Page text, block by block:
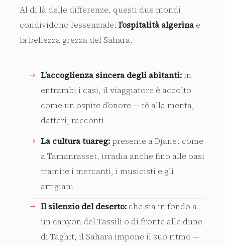
Al di là delle differenze, questi due mondi
condividono l’essenziale: l’ospitalità algerina e
la bellezza grezza del Sahara.
L’accoglienza sincera degli abitanti:in
entrambi i casi, il viaggiatore è accolto
come un ospite d’onore — tè alla menta,
datteri, racconti
La cultura tuareg:presente a Djanet come
a Tamanrasset, irradia anche fino alle oasi
tramite i mercanti, i musicisti e gli
artigiani
Il silenzio del deserto:che sia in fondo a
un canyon del Tassili o di fronte alle dune
di Taghit, il Sahara impone il suo ritmo —